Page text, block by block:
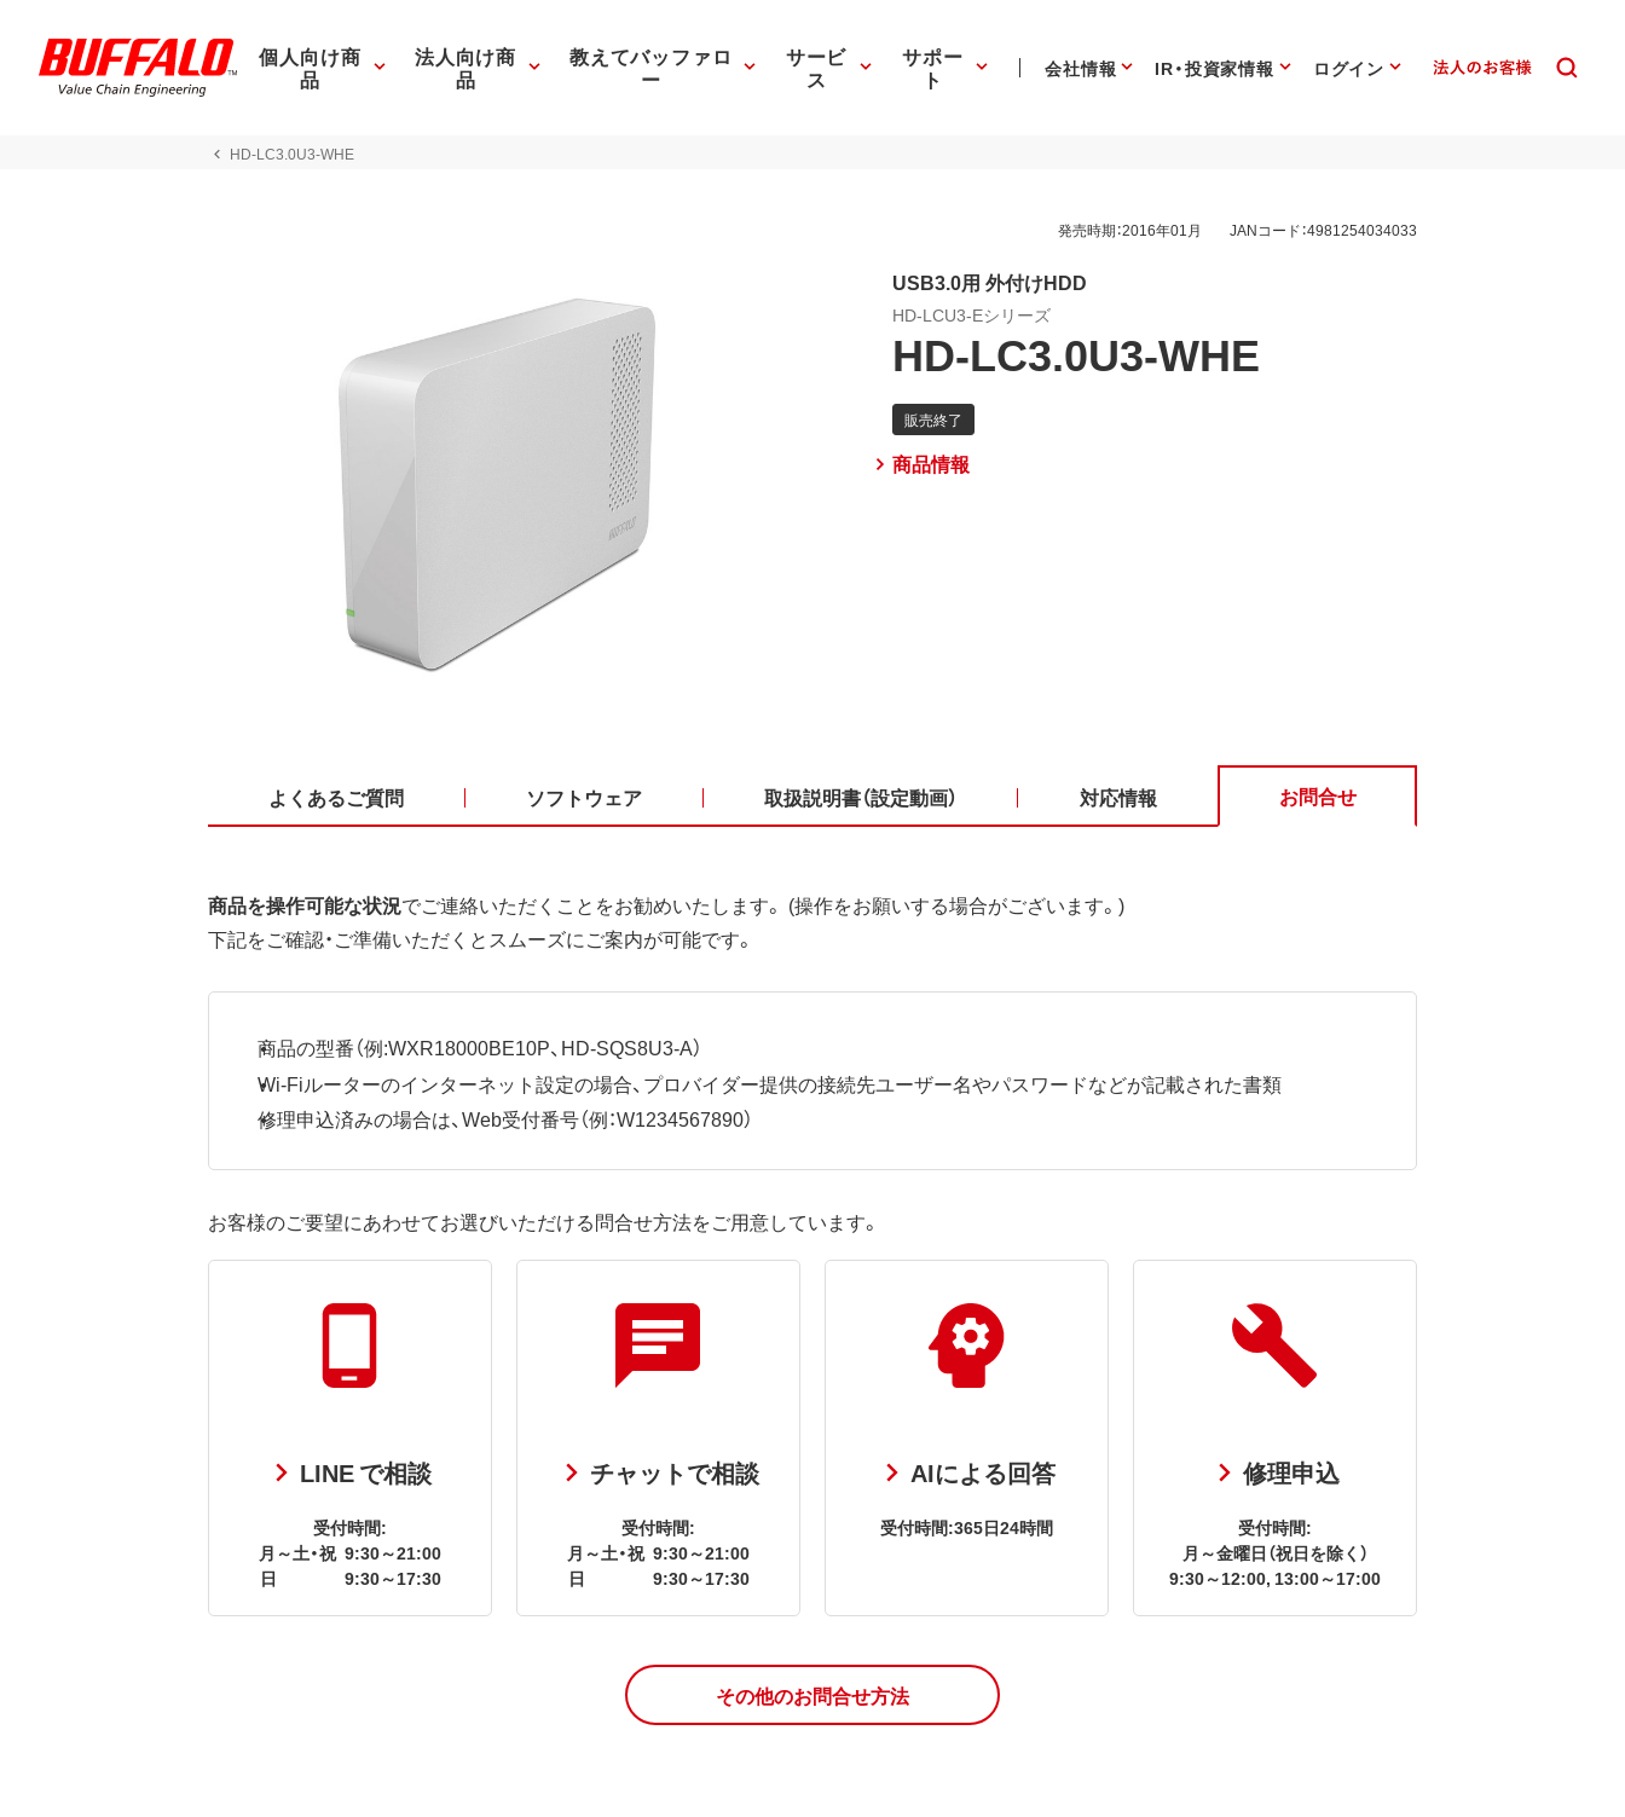
個人向け商
品
法人向け商
品
教えてバッファロ
ー
サービ
ス
サポー
ト 会社情報 IR・投資家情報 ログイン
HD-LC3.0U3-WHE
発売時期：2016年01月 JANコード：4981254034033
USB3.0用 外付けHDD
HD-LCU3-Eシリーズ
HD-LC3.0U3-WHE
商品情報
よくあるご質問 ソフトウェア 取扱説明書（設定動画） 対応情報 お問合せ
商品を操作可能な状況でご連絡いただくことをお勧めいたします。 (操作をお願いする場合がございます。)
下記をご確認・ご準備いただくとスムーズにご案内が可能です。
商品の型番（例:WXR18000BE10P、HD-SQS8U3-A）
Wi-Fiルーターのインターネット設定の場合、プロバイダー提供の接続先ユーザー名やパスワードなどが記載された書類
修理申込済みの場合は、Web受付番号（例：W1234567890）
お客様のご要望にあわせてお選びいただける問合せ方法をご用意しています。
LINE で相談
受付時間:
月～土・祝 9:30～21:00
日
9:30～17:30
チャットで相談
受付時間:
月～土・祝 9:30～21:00
日
9:30～17:30
AIによる回答
受付時間:365日24時間
修理申込
受付時間:
月～金曜日（祝日を除く）
9:30～12:00, 13:00～17:00
その他のお問合せ方法